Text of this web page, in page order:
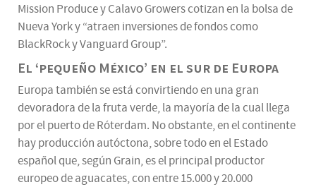
Mission Produce y Calavo Growers cotizan en la bolsa de
Nueva York y “atraen inversiones de fondos como
BlackRock y Vanguard Group”.
El ‘pequeño México’ en el sur de Europa
Europa también se está convirtiendo en una gran
devoradora de la fruta verde, la mayoría de la cual llega
por el puerto de Róterdam. No obstante, en el continente
hay producción autóctona, sobre todo en el Estado
español que, según Grain, es el principal productor
europeo de aguacates, con entre 15.000 y 20.000